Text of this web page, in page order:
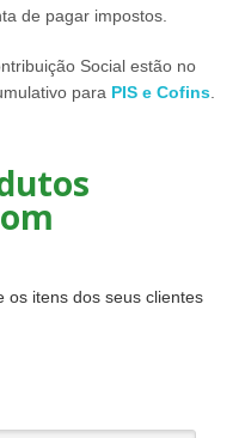
de pagar impostos.
Social estão no
para PIS e Cofins
os itens dos seus clientes